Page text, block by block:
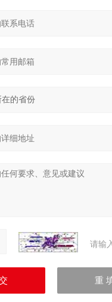
请输